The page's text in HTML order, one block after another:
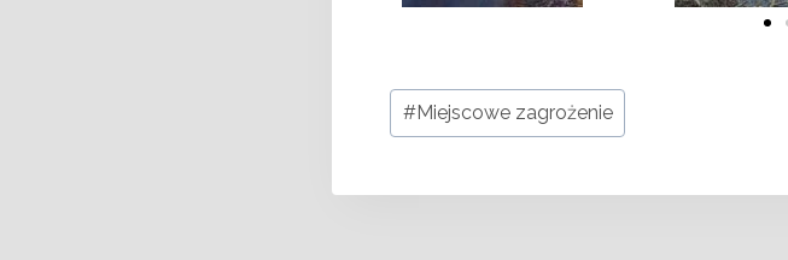
#Miejscowe zagrożenie